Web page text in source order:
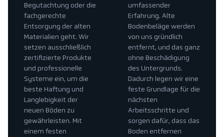
umfassender
Erfahrung. Alte
Bodenbeläge werden
von uns gründlich
entfernt, und das ganz
ohne Beschädigung
des Untergrunds.
Dadurch legen wir eine
feste Grundlage für die
nächsten
Arbeitsschritte und
sorgen dafür, dass das
Boden entfernen
Begutachtung oder die
fachgerechte
Entsorgung der alten
Materialien geht. Wir
setzen ausschließlich
zertifizierte Produkte
und professionelle
Systeme ein, um die
beste Haftung und
Langlebigkeit der
neuen Böden zu
gewährleisten. Mit
einem festen